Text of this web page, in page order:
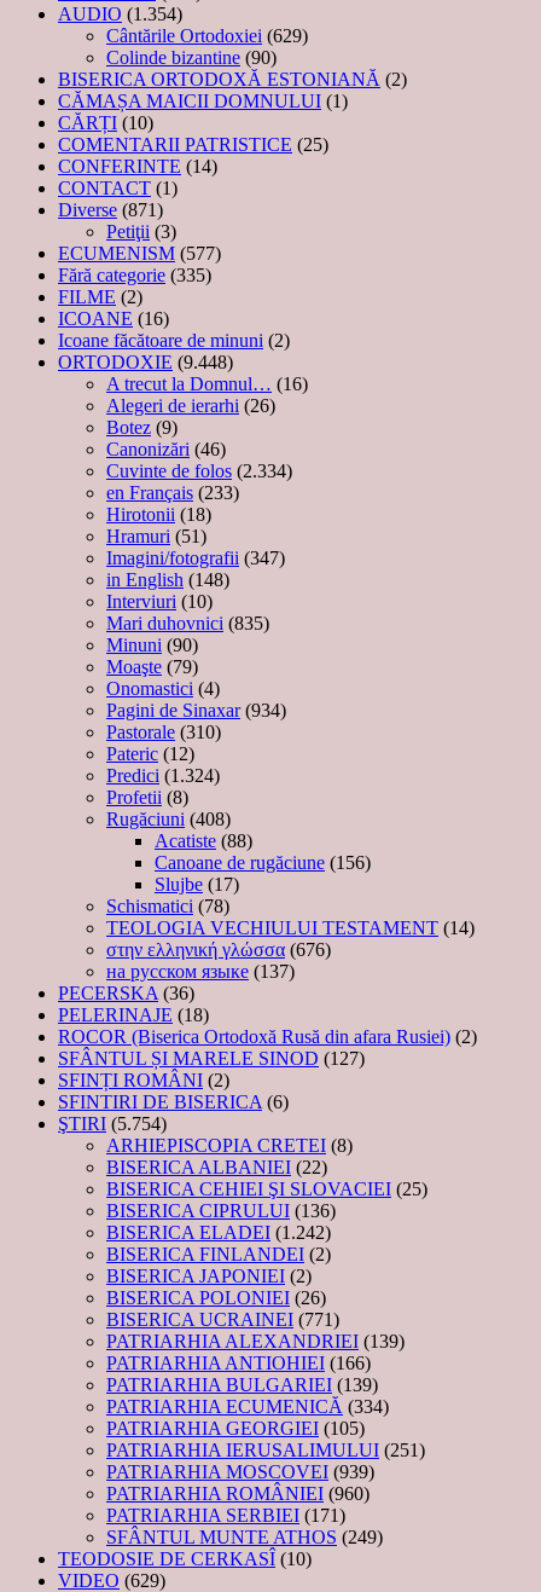
AUDIO (1.354)
Cântările Ortodoxiei (629)
Colinde bizantine (90)
BISERICA ORTODOXĂ ESTONIANĂ (2)
CĂMAȘA MAICII DOMNULUI (1)
CĂRȚI (10)
COMENTARII PATRISTICE (25)
CONFERINTE (14)
CONTACT (1)
Diverse (871)
Petiţii (3)
ECUMENISM (577)
Fără categorie (335)
FILME (2)
ICOANE (16)
Icoane făcătoare de minuni (2)
ORTODOXIE (9.448)
A trecut la Domnul… (16)
Alegeri de ierarhi (26)
Botez (9)
Canonizări (46)
Cuvinte de folos (2.334)
en Français (233)
Hirotonii (18)
Hramuri (51)
Imagini/fotografii (347)
in English (148)
Interviuri (10)
Mari duhovnici (835)
Minuni (90)
Moaşte (79)
Onomastici (4)
Pagini de Sinaxar(934)
Pastorale (310)
Pateric (12)
Predici (1.324)
Profetii (8)
Rugăciuni (408)
Acatiste (88)
Canoane de rugăciune (156)
Slujbe (17)
Schismatici (78)
TEOLOGIA VECHIULUI TESTAMENT (14)
στην ελληνική γλώσσα (676)
на русском языке (137)
PECERSKA (36)
PELERINAJE (18)
ROCOR (Biserica Ortodoxă Rusă din afara Rusiei) (2)
SFÂNTUL ȘI MARELE SINOD (127)
SFINȚI ROMÂNI (2)
SFINTIRI DE BISERICA (6)
ŞTIRI (5.754)
ARHIEPISCOPIA CRETEI (8)
BISERICA ALBANIEI (22)
BISERICA CEHIEI ŞI SLOVACIEI (25)
BISERICA CIPRULUI (136)
BISERICA ELADEI (1.242)
BISERICA FINLANDEI (2)
BISERICA JAPONIEI (2)
BISERICA POLONIEI (26)
BISERICA UCRAINEI (771)
PATRIARHIA ALEXANDRIEI (139)
PATRIARHIA ANTIOHIEI (166)
PATRIARHIA BULGARIEI (139)
PATRIARHIA ECUMENICĂ (334)
PATRIARHIA GEORGIEI (105)
PATRIARHIA IERUSALIMULUI (251)
PATRIARHIA MOSCOVEI (939)
PATRIARHIA ROMÂNIEI (960)
PATRIARHIA SERBIEI (171)
SFÂNTUL MUNTE ATHOS (249)
TEODOSIE DE CERKASÎ (10)
VIDEO (629)